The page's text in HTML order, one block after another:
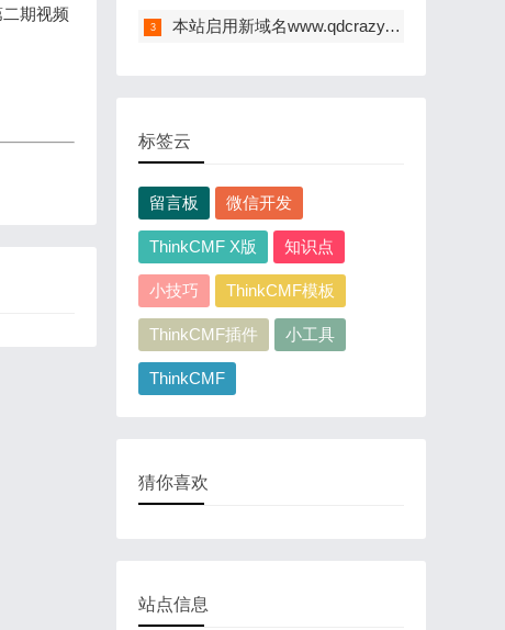
期视频
本站启用新域名www.qdcrazy.cn
标签云
留言板 微信开发
ThinkCMF X版 知识点
小技巧 ThinkCMF模板
ThinkCMF插件 小工具
ThinkCMF
猜你喜欢
站点信息